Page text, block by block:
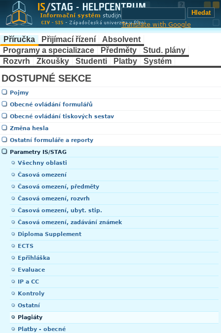
Translate with Google
Příručka Přijímací řízení
Absolvent
Programy a specializace
Předměty
Stud. plány
Rozvrh
Zkoušky Studenti Platby Systém
DOSTUPNÉ SEKCE
Pojmy
Obecné ovládání formulářů
Obecné ovládání tiskových sestav
Změna hesla
Ostatní formuláře a reporty
Parametry IS/STAG
Všechny oblasti
Časová omezení
Časová omezení, předměty
Časová omezení, rozvrh
Časová omezení, ubyt. stip.
Časová omezení, zadávání známek
Diploma Supplement
ECTS
Epřihláška
Evaluace
IP a CC
Kontroly
Ostatní
Plagiáty
Platby - obecné